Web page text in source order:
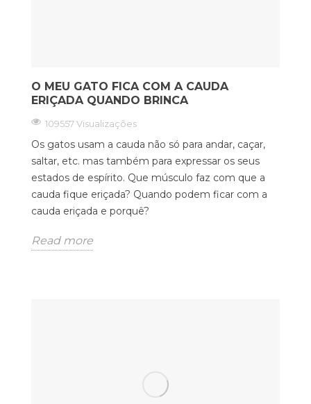
O MEU GATO FICA COM A CAUDA
ERIÇADA QUANDO BRINCA
109557 Visualizações
Os gatos usam a cauda não só para andar, caçar,
saltar, etc. mas também para expressar os seus
estados de espírito. Que músculo faz com que a
cauda fique eriçada? Quando podem ficar com a
cauda eriçada e porquê?
Read more